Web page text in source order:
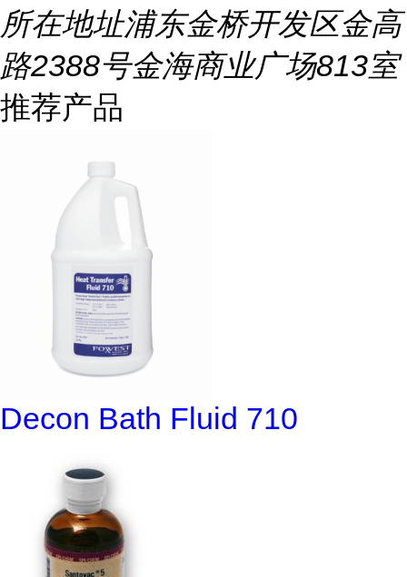
所在地址浦东金桥开发区金高
路2388号金海商业广场813室
推荐产品
Decon Bath Fluid 710